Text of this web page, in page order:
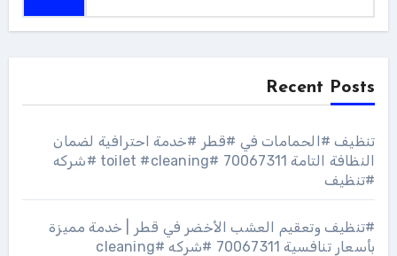
Recent Posts
تنظيف #الحمامات في #قطر #خدمة احترافية لضمان
النظافة التامة 70067311 #toilet #cleaning #شركه
#تنظيف
#تنظيف وتعقيم العشب الأخضر في قطر | خدمة مميزة
بأسعار تنافسية 70067311 #شركه #cleaning